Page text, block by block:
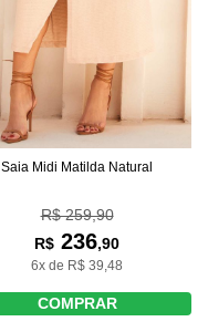
Saia Midi Matilda Natural
R$ 259,90
R$ 236,90
6x de R$ 39,48
COMPRAR